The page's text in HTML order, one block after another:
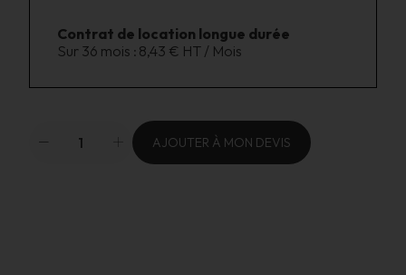
Contrat de location longue durée
Sur 36 mois : 8,43 € HT / Mois
AJOUTER À MON DEVIS